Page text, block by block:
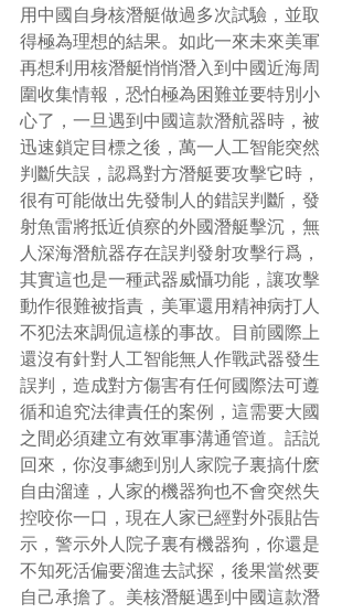
用中國自身核潛艇做過多次試驗，並取
得極為理想的結果。如此一來未來美軍
再想利用核潛艇悄悄潛入到中國近海周
圍收集情報，恐怕極為困難並要特別小
心了，一旦遇到中國這款潛航器時，被
迅速鎖定目標之後，萬一人工智能突然
判斷失誤，認爲對方潛艇要攻擊它時，
很有可能做出先發制人的錯誤判斷，發
射魚雷將抵近偵察的外國潛艇擊沉，無
人深海潛航器存在誤判發射攻擊行爲，
其實這也是一種武器威懾功能，讓攻擊
動作很難被指責，美軍還用精神病打人
不犯法來調侃這樣的事故。目前國際上
還沒有針對人工智能無人作戰武器發生
誤判，造成對方傷害有任何國際法可遵
循和追究法律責任的案例，這需要大國
之間必須建立有效軍事溝通管道。話説
回來，你沒事總到別人家院子裏搞什麽
自由溜達，人家的機器狗也不會突然失
控咬你一口，現在人家已經對外張貼告
示，警示外人院子裏有機器狗，你還是
不知死活偏要溜進去試探，後果當然要
自己承擔了。美核潛艇遇到中國這款潛